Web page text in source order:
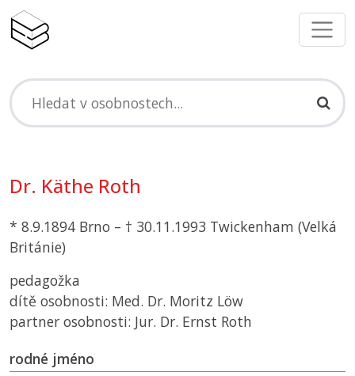
Dr. Käthe Roth
* 8.9.1894 Brno – † 30.11.1993 Twickenham (Velká
Británie)
pedagožka
dítě osobnosti: Med. Dr. Moritz Löw
partner osobnosti: Jur. Dr. Ernst Roth
rodné jméno